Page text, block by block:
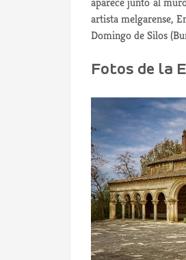
artista melgarense,
Domingo de Silos
Fotos de la